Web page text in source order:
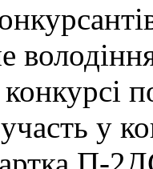
у